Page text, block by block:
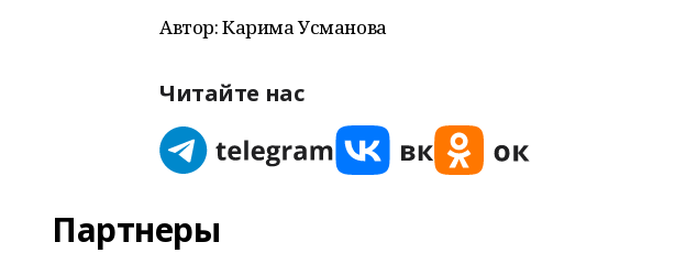
Автор: Карима Усманова
Читайте нас
Партнеры